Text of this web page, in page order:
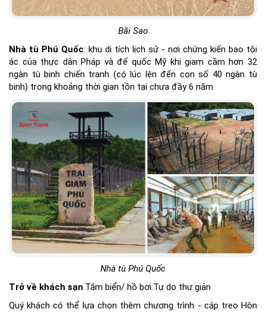
Bãi Sao
Nhà tù Phú Quốc: khu di tích lịch sử - nơi chứng kiến bao tội
ác của thực dân Pháp và đế quốc Mỹ khi giam cầm hơn 32
ngàn tù binh chiến tranh (có lúc lên đến con số 40 ngàn tù
binh) trong khoảng thời gian tồn tại chưa đầy 6 năm.
Nhà tù Phú Quốc
Trở về khách sạn.Tắm biển/ hồ bơi.Tự do thư giản
Quý khách có thể lựa chọn thêm chương trình - cáp treo Hòn